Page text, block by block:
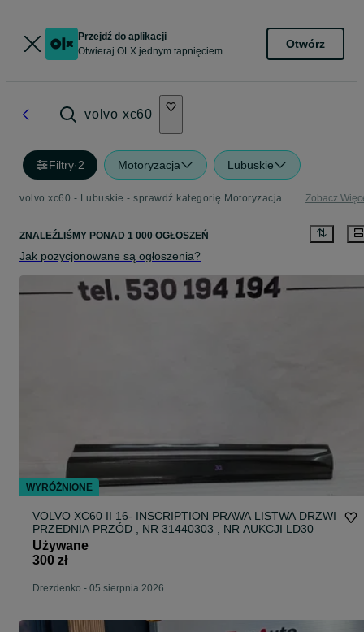
Przejdź do aplikacji
Otwieraj OLX jednym tapnięciem
Otwórz
volvo xc60
Filtry·2 Motoryzacja Lubuskie
volvo xc60 - Lubuskie - sprawdź kategorię Motoryzacja Zobacz
ZNALEŹLIŚMY PONAD 1 000 OGŁOSZEŃ
Jak pozycjonowane są ogłoszenia?
VOLVO XC60 II 16- INSCRIPTION PRAWA LISTWA DRZWI
PRZEDNIA PRZÓD , NR 31440303 , NR AUKCJI LD30
Używane
300 zł
Drezdenko - 05 sierpnia 2026
WYRÓŻNIONE